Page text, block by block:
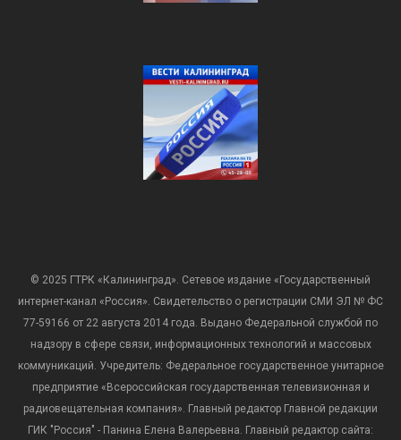
© 2025 ГТРК «Калининград». Сетевое издание «Государственный
интернет-канал «Россия». Свидетельство о регистрации СМИ ЭЛ № ФС
77-59166 от 22 августа 2014 года. Выдано Федеральной службой по
надзору в сфере связи, информационных технологий и массовых
коммуникаций. Учредитель: Федеральное государственное унитарное
предприятие «Всероссийская государственная телевизионная и
радиовещательная компания». Главный редактор Главной редакции
ГИК "Россия" - Панина Елена Валерьевна. Главный редактор сайта: